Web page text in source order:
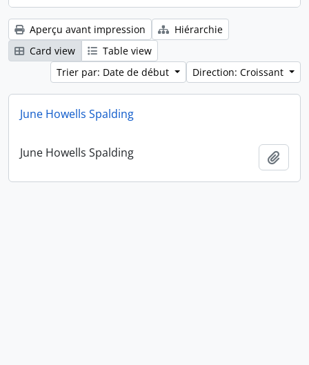
Aperçu avant impression
Hiérarchie
Card view
Table view
Trier par: Date de début
Direction: Croissant
June Howells Spalding
June Howells Spalding